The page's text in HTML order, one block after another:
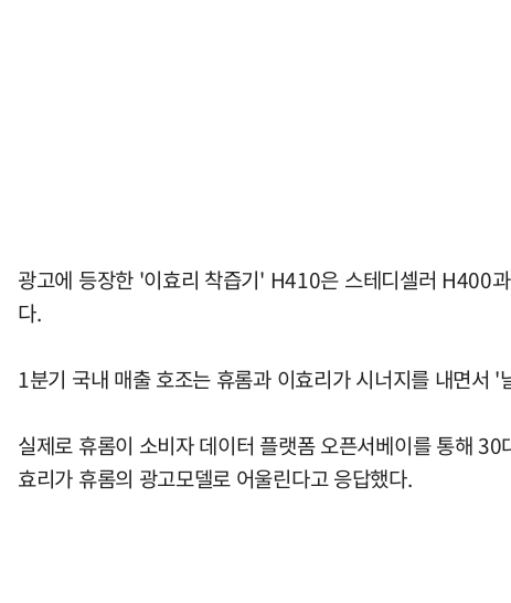
광고에 등장한 '이효리 착즙기' H410은 스테디셀러 H400
다.
1분기 국내 매출 호조는 휴롬과 이효리가 시너지를 내면서
실제로 휴롬이 소비자 데이터 플랫폼 오픈서베이를 통해
효리가 휴롬의 광고모델로 어울린다고 응답했다.